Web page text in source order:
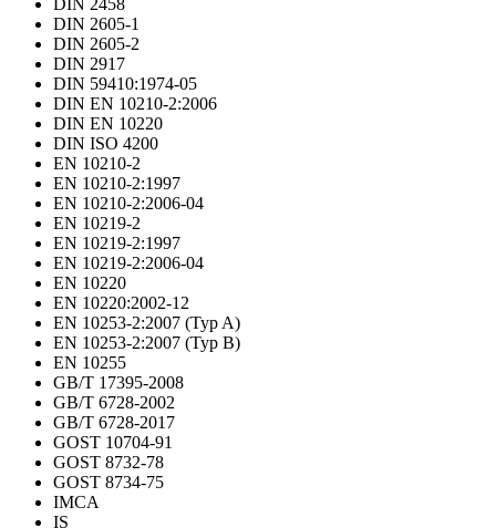
DIN 2458
DIN 2605-1
DIN 2605-2
DIN 2917
DIN 59410:1974-05
DIN EN 10210-2:2006
DIN EN 10220
DIN ISO 4200
EN 10210-2
EN 10210-2:1997
EN 10210-2:2006-04
EN 10219-2
EN 10219-2:1997
EN 10219-2:2006-04
EN 10220
EN 10220:2002-12
EN 10253-2:2007 (Typ A)
EN 10253-2:2007 (Typ B)
EN 10255
GB/T 17395-2008
GB/T 6728-2002
GB/T 6728-2017
GOST 10704-91
GOST 8732-78
GOST 8734-75
IMCA
IS